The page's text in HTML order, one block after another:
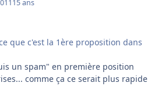
15 ans
que c'est la 1ère proposition dans
un spam" en première position
comme ça ce serait plus rapide